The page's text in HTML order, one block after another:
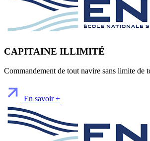
CAPITAINE ILLIMITÉ
Commandement de tout navire sans limite de
En savoir +